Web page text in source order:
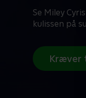
Se Miley
kulissen på
Kræver